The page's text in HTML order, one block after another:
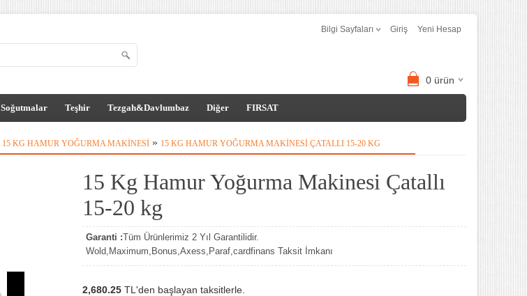
Bilgi Sayfaları Giriş Yeni Hesap
0 ürün
Soğutmalar Teşhir Tezgah&Davlumbaz Diğer FIRSAT
15 KG HAMUR YOĞURMA MAKINESI » 15 KG HAMUR YOĞURMA MAKINESI ÇATALLI 15-20 KG
15 Kg Hamur Yoğurma Makinesi Çatallı
15-20 kg
Garanti :Tüm Ürünlerimiz 2 Yıl Garantilidir.
Wold,Maximum,Bonus,Axess,Paraf,cardfinans Taksit İmkanı
2,680.25 TL'den başlayan taksitlerle.